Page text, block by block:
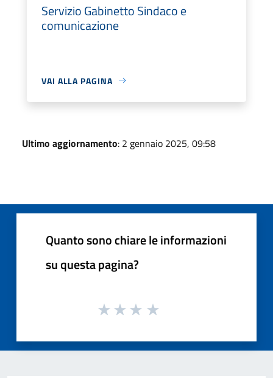
Servizio Gabinetto Sindaco e
comunicazione
VAI ALLA PAGINA
Ultimo aggiornamento: 2 gennaio 2025, 09:58
Quanto sono chiare le informazioni
su questa pagina?